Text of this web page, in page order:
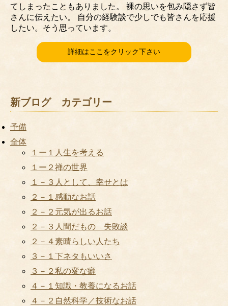
てしまったこともありました。 裸の思いを包み隠さず皆
さんに伝えたい。 自分の経験談で少しでも皆さんを応援
したい。そう思っています。
詳細はここをクリック下さい
新ブログ カテゴリー
予備
全体
１ー１人生を考える
１ー２禅の世界
１－３人として、幸せとは
２－１感動なお話
２－２元気が出るお話
２－３人間だもの 失敗談
２－４素晴らしい人たち
３－１下ネタもいいさ
３－２私の変な癖
４－１知識・教養になるお話
４－２自然科学／技術なお話